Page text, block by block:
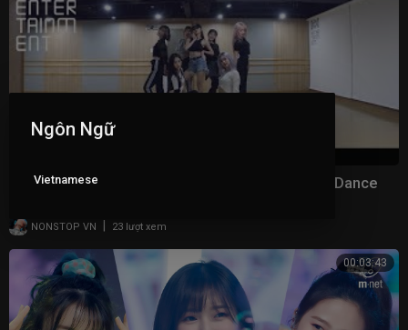
오마이걸(OH MY GIRL)_살짝 설렜어 (Nonstop) Dance
NONSTOP VN 23 lượt xem
00:03:43
Ngôn Ngữ
Vietnamese